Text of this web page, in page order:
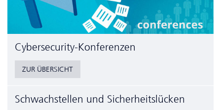
Cyber­security-Konferenzen
ZUR ÜBERSICHT
Schwachstellen und Sicherheitslücken